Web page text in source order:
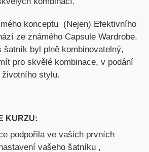
konceptu (Nejen) Efektivního
ze známého Capsule Wardrobe.
šatník byl plně kombinovatelný,
pro skvělé kombinace, v podání
životního stylu.
KURZU:
podpořila ve vašich prvních
vašeho šatníku ,